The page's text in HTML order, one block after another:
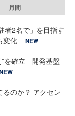
月間
者2名で」を目指す
変化
NEW
”を確立 開発基盤
NEW
るのか？ アクセン